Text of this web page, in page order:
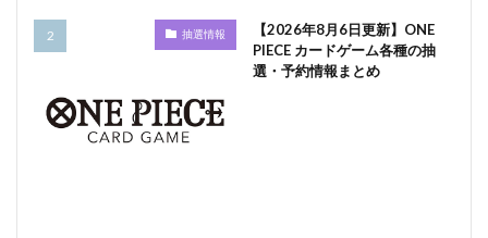
抽選情報
【2026年8月6日更新】ONE
PIECE カードゲーム各種の抽
選・予約情報まとめ